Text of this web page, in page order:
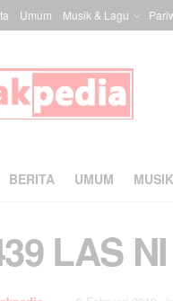
Umum Musik & Lagu
BERITA UMUM
LAS